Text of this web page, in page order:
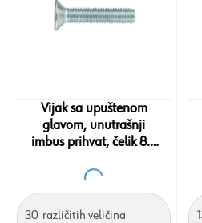
Vijak sa upuštenom
glavom, unutrašnji
imbus prihvat, čelik 8.8
30 različitih veličina